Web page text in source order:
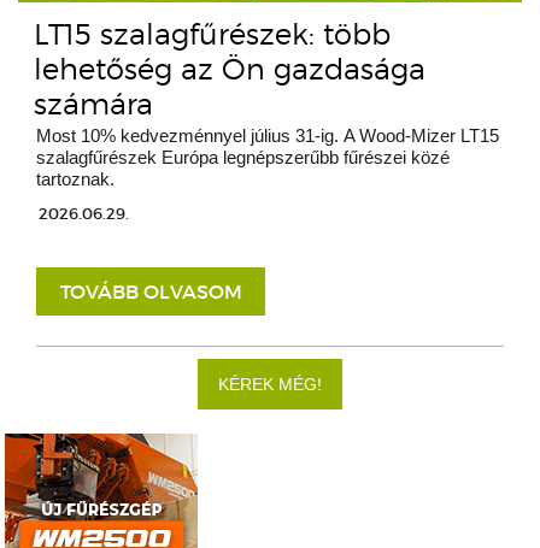
LT15 szalagfűrészek: több
lehetőség az Ön gazdasága
számára
Most 10% kedvezménnyel július 31-ig. A Wood-Mizer LT15
szalagfűrészek Európa legnépszerűbb fűrészei közé
tartoznak.
2026.06.29.
TOVÁBB OLVASOM
KÉREK MÉG!